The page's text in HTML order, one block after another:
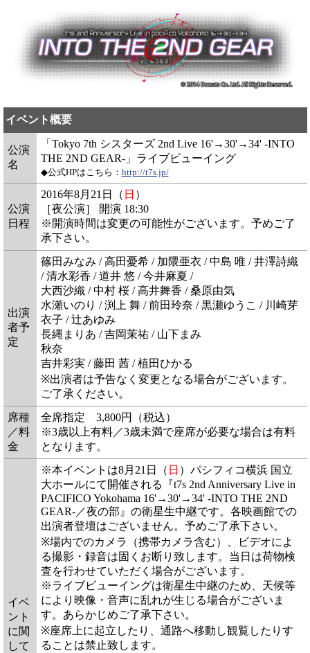
イベント概要
公演
名
「Tokyo 7th シスターズ 2nd Live 16'→30'→34' -INTO
THE 2ND GEAR-」ライブビューイング
◆公式HPはこちら： http://t7s.jp/
公演
日程
2016年8月21日（ 日 ）
［夜公演］ 開演 18:30
※開演時間は変更の可能性がございます。予めご了
承下さい。
出演
者予
定
篠田みなみ / 高田憂希 / 加隈亜衣 / 中島 唯 / 井澤詩織
/ 清水彩香 / 道井 悠 / 今井麻夏 /
大西沙織 / 中村 桜 / 高井舞香 / 桑原由気
水瀬いのり / 渕上 舞 / 前田玲奈 / 黒瀬ゆうこ / 川崎芽
衣子 / 辻あゆみ
長縄まりあ / 吉岡茉祐 / 山下まみ
秋奈
吉井彩実 / 藤田 茜 / 植田ひかる
※出演者は予告なく変更となる場合がございます。
ご了承ください。
席種
／料
金
全席指定 3,800円（税込）
※3歳以上有料／3歳未満で座席が必要な場合は有料
となります。
イベ
ント
に関
して
※本イベントは8月21日（ 日 ）パシフィコ横浜 国立
大ホールにて開催される『t7s 2nd Anniversary Live in
PACIFICO Yokohama 16'→30'→34' -INTO THE 2ND
GEAR-／夜の部』の衛星生中継です。各映画館での
出演者登壇はございません。予めご了承下さい。
※場内でのカメラ（携帯カメラ含む）、ビデオによ
る撮影・録音は固くお断り致します。当日は荷物検
査を行わせていただく場合がございます。
※ライブビューイングは衛星生中継のため、天候等
により映像・音声に乱れが生じる場合がございま
す。あらかじめご了承下さい。
※座席上に起立したり、通路へ移動し観覧したりす
ることは禁止致します。